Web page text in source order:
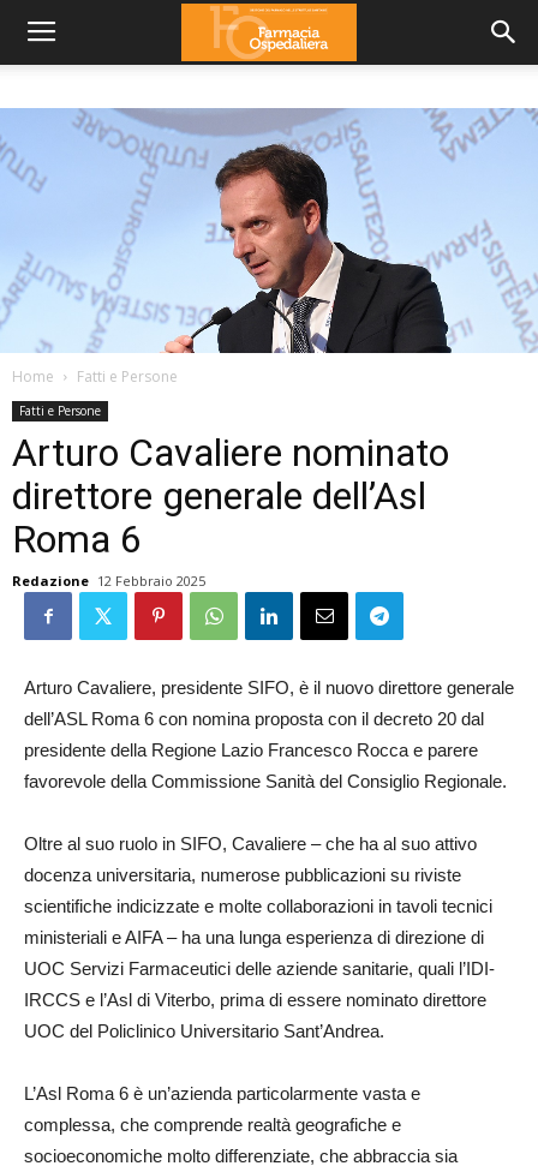
Home Fatti e Persone
Fatti e Persone
Arturo Cavaliere nominato
direttore generale dell’Asl
Roma 6
Redazione 12 Febbraio 2025
Arturo Cavaliere, presidente SIFO, è il nuovo direttore generale
dell’ASL Roma 6 con nomina proposta con il decreto 20 dal
presidente della Regione Lazio Francesco Rocca e parere
favorevole della Commissione Sanità del Consiglio Regionale.
Oltre al suo ruolo in SIFO, Cavaliere – che ha al suo attivo
docenza universitaria, numerose pubblicazioni su riviste
scientifiche indicizzate e molte collaborazioni in tavoli tecnici
ministeriali e AIFA – ha una lunga esperienza di direzione di
UOC Servizi Farmaceutici delle aziende sanitarie, quali l’IDI-
IRCCS e l’Asl di Viterbo, prima di essere nominato direttore
UOC del Policlinico Universitario Sant’Andrea.
L’Asl Roma 6 è un’azienda particolarmente vasta e
complessa, che comprende realtà geografiche e
socioeconomiche molto differenziate, che abbraccia sia